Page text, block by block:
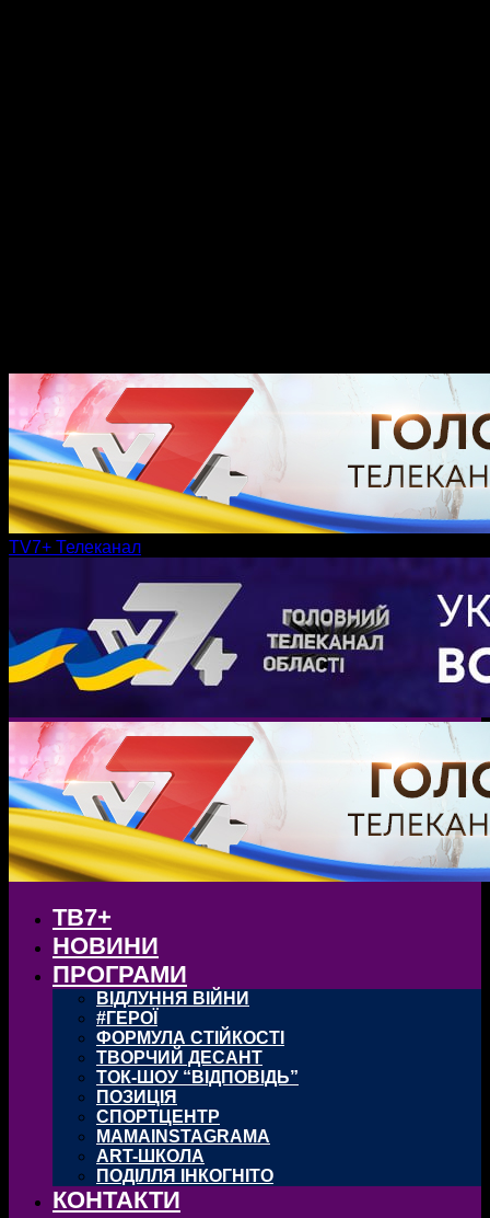
TV7+ Телеканал
ТВ7+
НОВИНИ
ПРОГРАМИ
ВІДЛУННЯ ВІЙНИ
#ГЕРОЇ
ФОРМУЛА СТІЙКОСТІ
ТВОРЧИЙ ДЕСАНТ
ТОК-ШОУ “ВІДПОВІДЬ”
ПОЗИЦІЯ
СПОРТЦЕНТР
MAMAINSTAGRAMA
ART-ШКОЛА
ПОДІЛЛЯ ІНКОГНІТО
КОНТАКТИ